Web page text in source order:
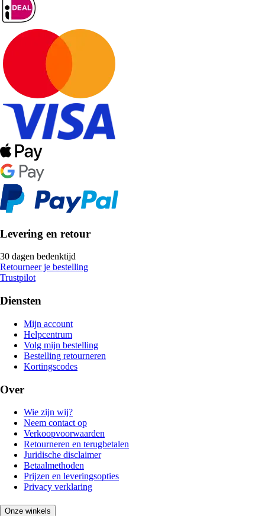
Levering en retour
30 dagen bedenktijd
Retourneer je bestelling
Trustpilot
Diensten
Mijn account
Helpcentrum
Volg mijn bestelling
Bestelling retourneren
Kortingscodes
Over
Wie zijn wij?
Neem contact op
Verkoopvoorwaarden
Retourneren en terugbetalen
Juridische disclaimer
Betaalmethoden
Prijzen en leveringsopties
Privacy verklaring
Onze winkels